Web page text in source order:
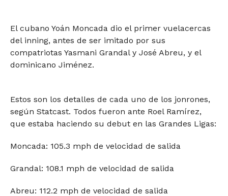
El cubano Yoán Moncada dio el primer vuelacercas
del inning, antes de ser imitado por sus
compatriotas Yasmani Grandal y José Abreu, y el
dominicano Jiménez.
Estos son los detalles de cada uno de los jonrones,
según Statcast. Todos fueron ante Roel Ramírez,
que estaba haciendo su debut en las Grandes Ligas:
Moncada: 105.3 mph de velocidad de salida
Grandal: 108.1 mph de velocidad de salida
Abreu: 112.2 mph de velocidad de salida